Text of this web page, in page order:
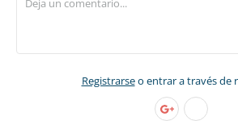
Registrarseo entrar a través de